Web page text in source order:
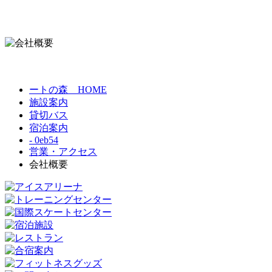
ートの森 HOME
施設案内
貸切バス
宿泊案内
- 0eb54
営業・アクセス
会社概要